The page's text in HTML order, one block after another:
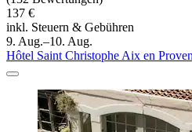
137 €
inkl. Steuern & Gebühren
9. Aug.–10. Aug.
Hôtel Saint Christophe Aix en